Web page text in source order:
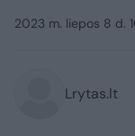
2023 m. liepos 8 d.
Lrytas.lt